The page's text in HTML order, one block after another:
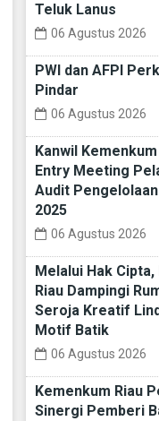
Teluk Lanus
06 Agustus 2026
PWI dan AFPI
Pindar
06 Agustus 2026
Kanwil
Entry Meeting
Audit
2025
06 Agustus 2026
Melalui Hak
Riau Dampingi
Seroja Kreatif
Motif Batik
06 Agustus 2026
Kemenkum Riau
Sinergi Pemberi